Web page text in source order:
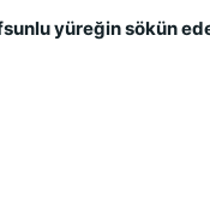
yüreğin sökün